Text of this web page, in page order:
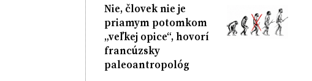
Nie, človek nie je
priamym potomkom
„veľkej opice“, hovorí
francúzsky
paleoantropológ